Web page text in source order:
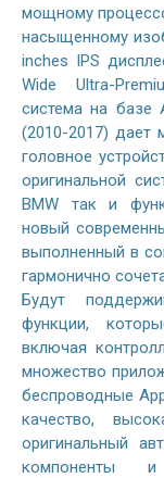
мощному
насыщенному
inches IPS
Wide Ultra-
система на базе
(2010-2017) дает
головное
оригинальной
BMW так и
новый
выполненный в
гармонично
Будут
функции,
включая
множество
беспроводные
качество,
оригинальный
компоненты и